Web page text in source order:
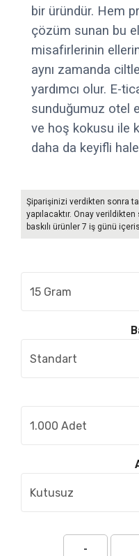
bir üründür. Hem
çözüm sunan bu
misafirlerinin
aynı zamanda
yardımcı olur. E-
sunduğumuz otel
ve hoş kokusu ile
daha da keyifli
Şiparişinizi verdikten sonra
yapılacaktır. Onay
baskılı ürünler 7 iş günü
-